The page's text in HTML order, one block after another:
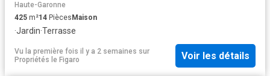
Haute-Garonne
425 m²14 Pièces Maison
·Jardin·Terrasse
Vu la première fois il y a 2 semaines sur
Propriétés le Figaro
Voir les détails